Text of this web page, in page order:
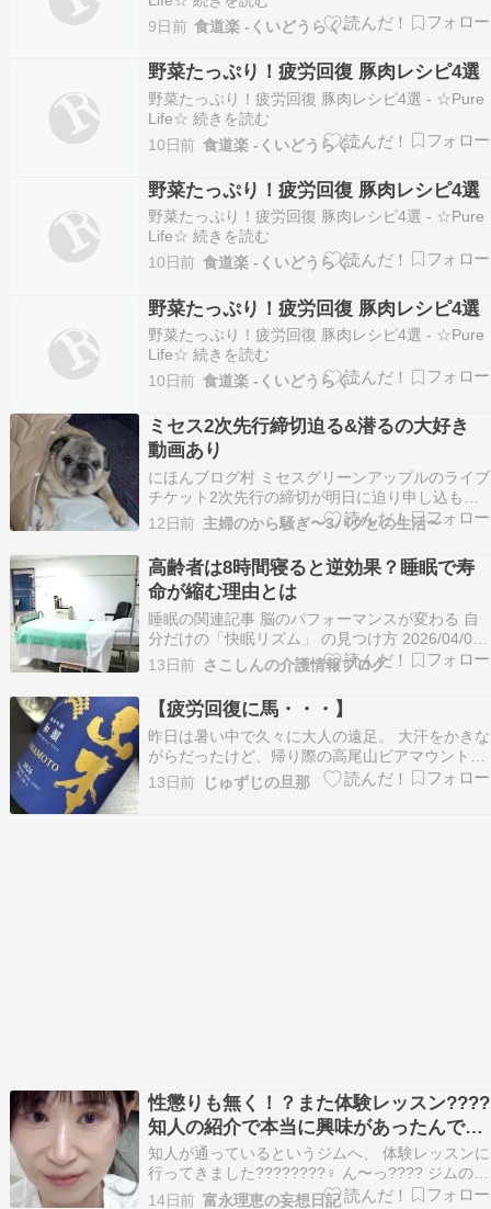
9日前 食道楽 -くいどうらく-
野菜たっぷり！疲労回復 豚肉レシピ4選
野菜たっぷり！疲労回復 豚肉レシピ4選 - ☆Pure
Life☆ 続きを読む
10日前 食道楽 -くいどうらく-
野菜たっぷり！疲労回復 豚肉レシピ4選
野菜たっぷり！疲労回復 豚肉レシピ4選 - ☆Pure
Life☆ 続きを読む
10日前 食道楽 -くいどうらく-
野菜たっぷり！疲労回復 豚肉レシピ4選
野菜たっぷり！疲労回復 豚肉レシピ4選 - ☆Pure
Life☆ 続きを読む
10日前 食道楽 -くいどうらく-
ミセス2次先行締切迫る&潜るの大好き
動画あり
にほんブログ村 ミセスグリーンアップルのライブ
チケット2次先行の締切が明日に迫り申し込もう
としたらこりゃ〜1次先行が全滅になる訳だ
ぁ〜????当たる気がしません????ソファーカバ
ーをかけようとしたら3パグが群がる????そして
潜るの大好きな小太朗ソファーカバー掛けるだけ
なのに…
12日前 主婦のから騒ぎ〜3パグとの生活〜
高齢者は8時間寝ると逆効果？睡眠で寿
命が縮む理由とは
睡眠の関連記事 脳のパフォーマンスが変わる 自
分だけの「快眠リズム」 の見つけ方 2026/04/02
05:00 日経速報ニュース 脳のパフォーマンスが変
わる 自分だけの「快眠リズム」の見つけ方 – 日
本経済新聞「朝起きても疲れが残っている」「日
中、集中力が続かない」——もし…
13日前 さこしんの介護情報ブログ
【疲労回復に馬・・・】
昨日は暑い中で久々に大人の遠足。 大汗をかきな
がらだったけど、帰り際の高尾山ビアマウントで
のビールが美味かったぁ。 今宵も少し愛し
て、、、ポチッ！ ⇒ 人気ブログランキングへ と
13日前 じゅずじの旦那
性懲りも無く！？また体験レッスン????
知人の紹介で本当に興味があったんで
す〜????
知人が通っているというジムへ、 体験レッスンに
行ってきました????????‍♀️ ん〜っ???? ジムの名
前を出しちゃうと… ちょっとアレなのかな
14日前 富永理恵の妄想日記